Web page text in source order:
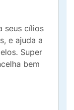
seus cílios
e ajuda a
Super
bem